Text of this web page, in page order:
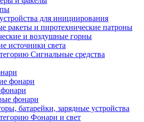
для инициирования
ракеты и пиротехнические патроны
и воздушные горны
источники света
Сигнальные средства
фонари
фонари
батарейки, зарядные устройства
Фонари и свет